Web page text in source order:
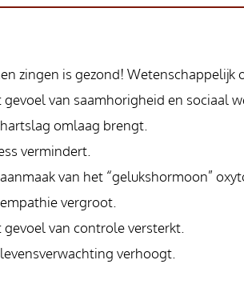
zingen is gezond!
gevoel van saamhorigheid en sociaal
omlaag brengt.
vermindert.
van het “gelukshormoon”
vergroot.
gevoel van controle versterkt.
verhoogt.